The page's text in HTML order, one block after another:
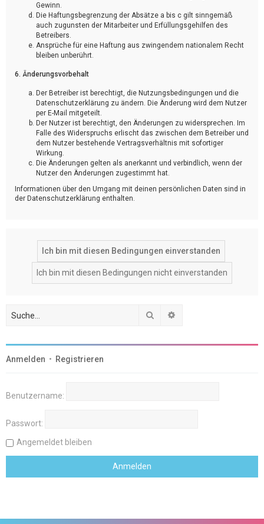
Gewinn.
Die Haftungsbegrenzung der Absätze a bis c gilt sinngemäß
auch zugunsten der Mitarbeiter und Erfüllungsgehilfen des
Betreibers.
Ansprüche für eine Haftung aus zwingendem nationalem Recht
bleiben unberührt.
6. Änderungsvorbehalt
Der Betreiber ist berechtigt, die Nutzungsbedingungen und die
Datenschutzerklärung zu ändern. Die Änderung wird dem Nutzer
per E-Mail mitgeteilt.
Der Nutzer ist berechtigt, den Änderungen zu widersprechen. Im
Falle des Widerspruchs erlischt das zwischen dem Betreiber und
dem Nutzer bestehende Vertragsverhältnis mit sofortiger
Wirkung.
Die Änderungen gelten als anerkannt und verbindlich, wenn der
Nutzer den Änderungen zugestimmt hat.
Informationen über den Umgang mit deinen persönlichen Daten sind in
der Datenschutzerklärung enthalten.
Suche
Anmelden • Registrieren
Benutzername:
Passwort:
Angemeldet bleiben